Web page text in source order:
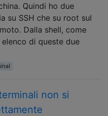
Quindi ho due
su SSH che su root sul
Dalla shell, come
di queste due
non si